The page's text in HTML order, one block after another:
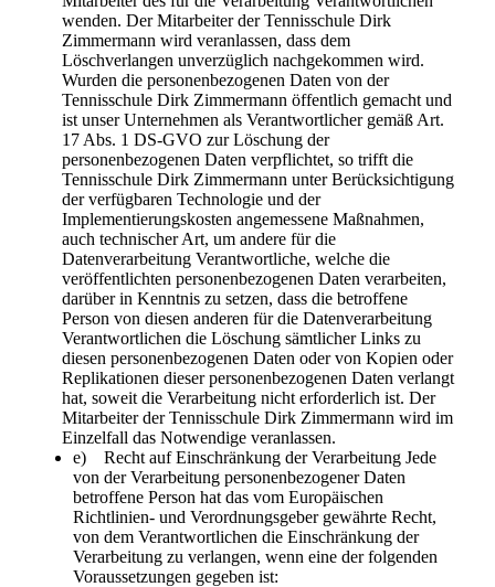
wenden. Der Mitarbeiter der Tennisschule Dirk
Zimmermann wird veranlassen, dass dem
Löschverlangen unverzüglich nachgekommen wird.
Wurden die personenbezogenen Daten von der
Tennisschule Dirk Zimmermann öffentlich gemacht und
ist unser Unternehmen als Verantwortlicher gemäß Art.
17 Abs. 1 DS-GVO zur Löschung der
personenbezogenen Daten verpflichtet, so trifft die
Tennisschule Dirk Zimmermann unter Berücksichtigung
der verfügbaren Technologie und der
Implementierungskosten angemessene Maßnahmen,
auch technischer Art, um andere für die
Datenverarbeitung Verantwortliche, welche die
veröffentlichten personenbezogenen Daten verarbeiten,
darüber in Kenntnis zu setzen, dass die betroffene
Person von diesen anderen für die Datenverarbeitung
Verantwortlichen die Löschung sämtlicher Links zu
diesen personenbezogenen Daten oder von Kopien oder
Replikationen dieser personenbezogenen Daten verlangt
hat, soweit die Verarbeitung nicht erforderlich ist. Der
Mitarbeiter der Tennisschule Dirk Zimmermann wird im
Einzelfall das Notwendige veranlassen.
e) Recht auf Einschränkung der Verarbeitung Jede
von der Verarbeitung personenbezogener Daten
betroffene Person hat das vom Europäischen
Richtlinien- und Verordnungsgeber gewährte Recht,
von dem Verantwortlichen die Einschränkung der
Verarbeitung zu verlangen, wenn eine der folgenden
Voraussetzungen gegeben ist: